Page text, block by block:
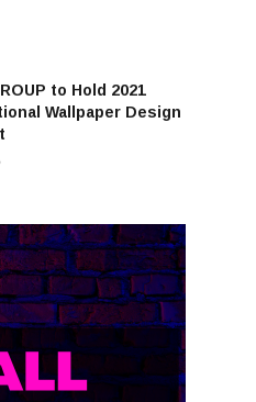
to Hold 2021
Wallpaper Design